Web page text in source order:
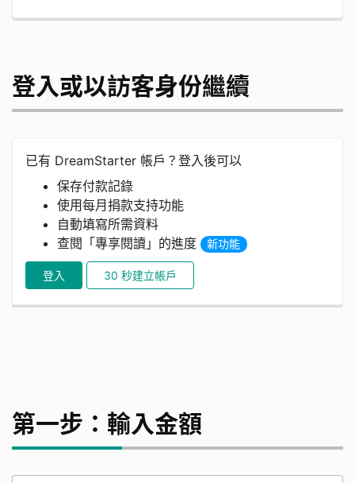
登入或以訪客身份繼續
已有 DreamStarter 帳戶？登入後可以
保存付款記錄
使用每月捐款支持功能
自動填寫所需資料
查閱「專享閱讀」的進度
新功能
登入 30 秒建立帳戶
第一步：輸入金額